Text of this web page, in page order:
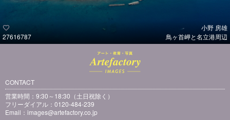
27616787
小野 房雄
鳥ヶ首岬と名立港周辺
CONTACT
営業時間：9:30～18:30（土日祝除く）
フリーダイアル：0120-484-239
Email： images@artefactory.co.jp